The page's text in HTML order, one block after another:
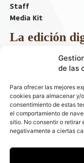
de las
Para ofrecer las mejores
cookies para almacenar y/
consentimiento de estas
el comportamiento de
sitio. No consentir o retirar
negativamente a ciertas
Staff
Media Kit
La edición
Descargar último
ir a hemeroteca
+ Contenido